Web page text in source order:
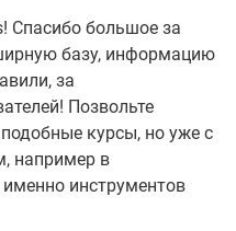
Спасибо большое за
базу, информацию
за
Позвольте
курсы, но уже с
например в
именно инструментов